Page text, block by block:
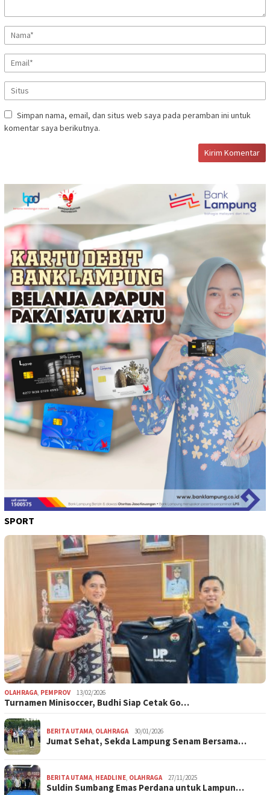
Simpan nama, email, dan situs web saya pada peramban ini untuk
komentar saya berikutnya.
SPORT
OLAHRAGA, PEMPROV 13/02/2026
Turnamen Minisoccer, Budhi Siap Cetak Go…
BERITA UTAMA, OLAHRAGA 30/01/2026
Jumat Sehat, Sekda Lampung Senam Bersama…
BERITA UTAMA, HEADLINE, OLAHRAGA 27/11/2025
Suldin Sumbang Emas Perdana untuk Lampun…